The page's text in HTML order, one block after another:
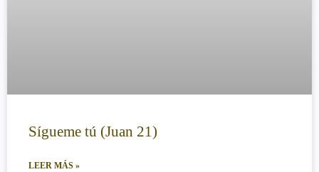
Sígueme tú (Juan 21)
LEER MÁS »